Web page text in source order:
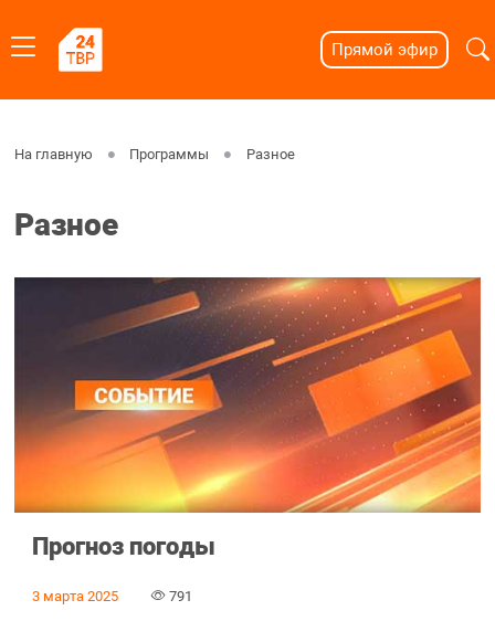
Прямой эфир
На главную Программы Разное
Разное
Прогноз погоды
3 марта 2025 791